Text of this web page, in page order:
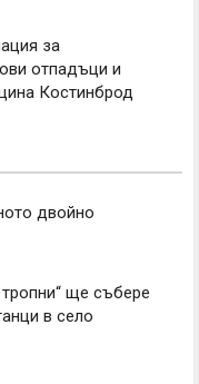
за
отпадъци и
Костинброд
двойно
ще събере
в село